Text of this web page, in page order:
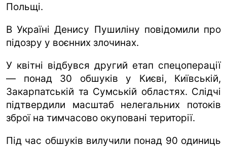
Польщі.
В Україні Денису Пушиліну повідомили про
підозру у воєнних злочинах.
У квітні відбувся другий етап спецоперації
— понад 30 обшуків у Києві, Київській,
Закарпатській та Сумській областях. Слідчі
підтвердили масштаб нелегальних потоків
зброї на тимчасово окуповані території.
Під час обшуків вилучили понад 90 одиниць